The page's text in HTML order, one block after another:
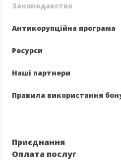
Законодавство
Антикорупційна програма
Ресурси
Наші партнери
Правила використання
Приєднання
Оплата послуг